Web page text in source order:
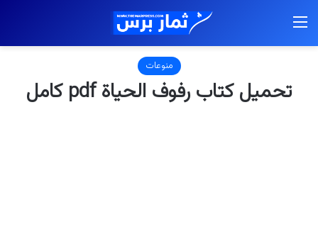
منوعات
تحميل كتاب رفوف الحياة pdf كامل